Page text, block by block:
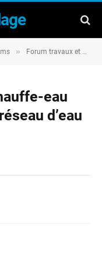
» Forum travaux et rénovation
eau
d’eau